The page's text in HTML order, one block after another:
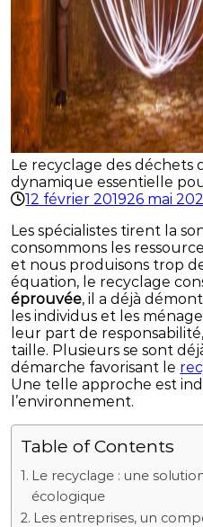
Le recyclage des déchets
dynamique essentielle
12 février 201926 mai
Les spécialistes tirent la
consommons les
et nous produisons trop
équation, le recyclage
éprouvée, il a déjà
les individus et les
leur part de
taille. Plusieurs se sont
démarche favorisant le
Une telle approche est
l’environnement.
Table of Contents
Le recyclage : une
écologique
Les entreprises, un